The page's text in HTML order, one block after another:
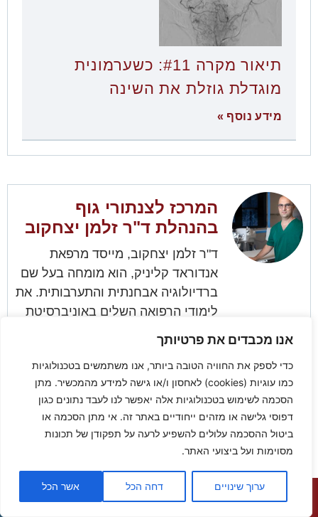
אנו מכבדים את פרטיותך
כדי לספק את החוויה הטובה ביותר, אנו משתמשים בטכנולוגיות
כמו עוגיות (cookies) לאחסון ו/או גישה למידע מהמכשיר. מתן
הסכמה לשימוש בטכנולוגיות אלה יאפשר לנו לעבד נתונים כגון
דפוסי גלישה או מזהים ייחודיים באתר זה. אי מתן הסכמה או
ביטול ההסכמה עלולים להשפיע לרעה על תפקודן של תכונות
מסוימות ועל ביצועי האתר.
ערוך שינויים דחה הכל אשר הכל
תיאור מקרה #11: כשערמונית
מוגדלת גוזלת את השינה
מידע נוסף »
המרכז לצנתורי גוף
בהנהלת ד"ר זלמן יצחקוב
ד"ר זלמן יצחקוב, מייסד מרפאת
אנדוראד קליניק, הוא מומחה בעל שם
ברדיולוגיה אבחנתית והתערבותית. את
לימודי הרפואה השלים באוניברסיטת
ברדיולוגיה אבחנתית בבית חולים
שמיר. ד"ר יצחקוב מתמחה בצנתורי
גוף ומציע טיפולים מתקדמים
וחדשניים, תוך מתן דגש על מקצועיות
בלתי מתפשרת וטיפול אישי.
אודות ד"ר זלמן יצחקוב
פרסומים
השאר פרטים חייג עכשיו